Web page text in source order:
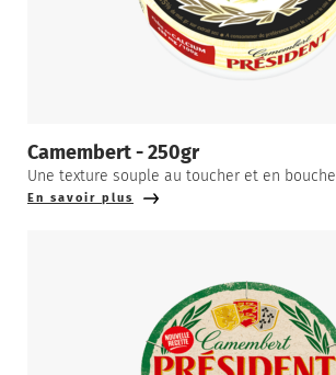
Camembert - 250gr
Une texture souple au toucher et en bouche
En savoir plus